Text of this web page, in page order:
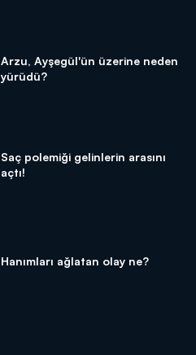
Arzu, Ayşegül'ün üzerine neden
yürüdü?
Saç polemiği gelinlerin arasını
açtı!
Hanımları ağlatan olay ne?